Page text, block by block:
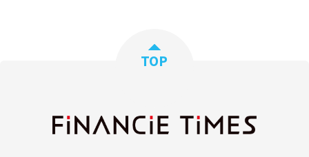
TOP